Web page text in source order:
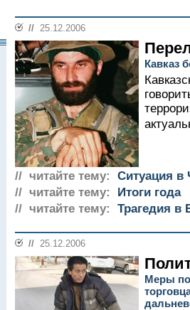
// 25.12.2006
Кавказ
// читайте тему:
Ситуация в
// читайте тему:
Итоги года
// читайте тему:
Трагедия в
// 25.12.2006
Меры